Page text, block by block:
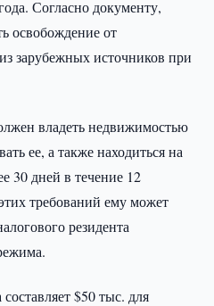
Согласно документу,
освобождение от
зарубежных источников при
владеть недвижимостью
ее, а также находиться на
30 дней в течение 12
требований ему может
резидента
$50 тыс. для